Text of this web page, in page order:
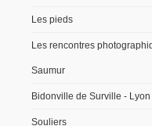
Les pieds
Les rencontres
Saumur
Bidonville de Surville -
Souliers